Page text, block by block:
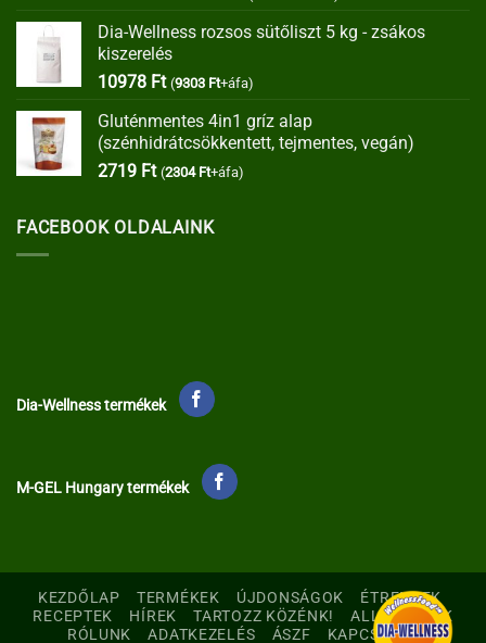
was:
is:
Dia-Wellness rozsos sütőliszt 5 kg - zsákos
kiszerelés
10978 Ft (9303 Ft+áfa)
Gluténmentes 4in1 gríz alap
(szénhidrátcsökkentett, tejmentes, vegán)
2719 Ft (2304 Ft+áfa)
FACEBOOK OLDALAINK
Dia-Wellness termékek
M-GEL Hungary termékek
KEZDŐLAP TERMÉKEK ÚJDONSÁGOK
ÉTRENDEK
RECEPTEK
HÍREK TARTOZZ KÖZÉNK!
ALLERGÉNEK
RÓLUNK
ADATKEZELÉS ÁSZF KAPCSOLAT